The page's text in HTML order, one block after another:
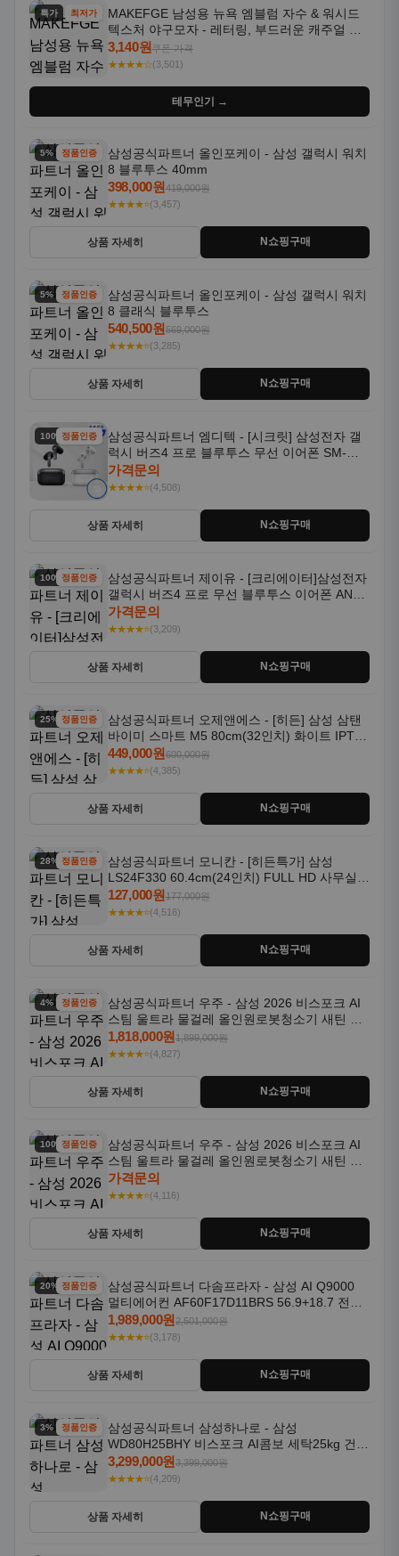
특가 최저가
MAKEFGE 남성용 뉴욕 엠블럼 자수 & 워시드
텍스처 야구모자 - 레터링, 부드러운 캐주얼 모
자, NYC 스타일
3,140원쿠폰 가격
★★★★☆(3,501)
테무인기 →
5% 할인정품인증
삼성공식파트너 올인포케이 - 삼성 갤럭시 워치
8 블루투스 40mm
398,000원419,000원
★★★★⭐(3,457)
상품 자세히 N쇼핑구매
5% 할인정품인증
삼성공식파트너 올인포케이 - 삼성 갤럭시 워치
8 클래식 블루투스
540,500원569,000원
★★★★⭐(3,285)
상품 자세히 N쇼핑구매
100% 할인
정품인증
삼성공식파트너 엠디텍 - [시크릿] 삼성전자 갤
럭시 버즈4 프로 블루투스 무선 이어폰 SM-
R640N
가격문의
★★★★⭐(4,508)
상품 자세히 N쇼핑구매
100% 할인
정품인증
삼성공식파트너 제이유 - [크리에이터]삼성전자
갤럭시 버즈4 프로 무선 블루투스 이어폰 ANC
SM-R640N
가격문의
★★★★⭐(3,209)
상품 자세히 N쇼핑구매
25% 할인정품인증
삼성공식파트너 오제앤에스 - [히든] 삼성 삼탠
바이미 스마트 M5 80cm(32인치) 화이트 IPTV
OTT 패키지
449,000원600,000원
★★★★⭐(4,385)
상품 자세히 N쇼핑구매
28% 할인정품인증
삼성공식파트너 모니칸 - [히든특가] 삼성
LS24F330 60.4cm(24인치) FULL HD 사무실/
컴퓨터 모니터
127,000원177,000원
★★★★⭐(4,516)
상품 자세히 N쇼핑구매
4% 할인정품인증
삼성공식파트너 우주 - 삼성 2026 비스포크 AI
스팀 울트라 물걸레 올인원로봇청소기 새틴 그
레이지 AAG
1,818,000원1,899,000원
★★★★⭐(4,827)
상품 자세히 N쇼핑구매
100% 할인
정품인증
삼성공식파트너 우주 - 삼성 2026 비스포크 AI
스팀 울트라 물걸레 올인원로봇청소기 새틴 차
콜 AAH
가격문의
★★★★⭐(4,116)
상품 자세히 N쇼핑구매
20% 할인정품인증
삼성공식파트너 다솜프라자 - 삼성 AI Q9000
멀티에어컨 AF60F17D11BRS 56.9+18.7 전국
기본설치포함
1,989,000원2,501,000원
★★★★⭐(3,178)
상품 자세히 N쇼핑구매
3% 할인정품인증
삼성공식파트너 삼성하나로 - 삼성
WD80H25BHY 비스포크 AI콤보 세탁25kg 건조
18kg 26년형 일체형 1등급
3,299,000원3,399,000원
★★★★⭐(4,209)
상품 자세히 N쇼핑구매